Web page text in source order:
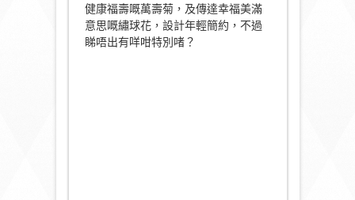
健康福壽嘅萬壽菊，及傳達幸福美滿
意思嘅繡球花，設計年輕簡約，不過
睇唔出有咩咁特別啫？